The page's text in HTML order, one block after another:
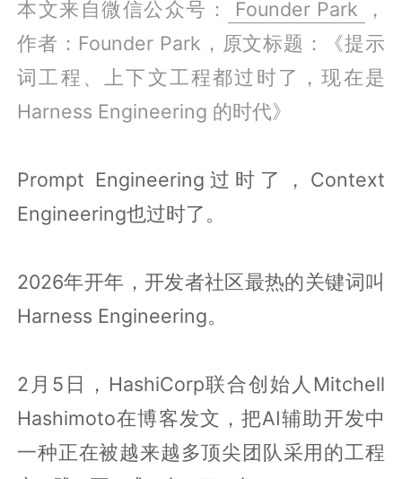
本文来自微信公众号： Founder Park
，
作者：Founder Park，原文标题：《提示
词工程、上下文工程都过时了，现在是
Harness Engineering 的时代》
Prompt Engineering过时了，Context
Engineering也过时了。
2026年开年，开发者社区最热的关键词叫
Harness Engineering。
2月5日，HashiCorp联合创始人Mitchell
Hashimoto在博客发文，把AI辅助开发中
一种正在被越来越多顶尖团队采用的工程